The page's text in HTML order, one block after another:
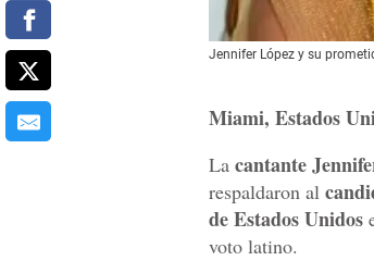
Jennifer López y su
Miami, Estados
La cantante
respaldaron al
de Estados Unidos
voto latino.